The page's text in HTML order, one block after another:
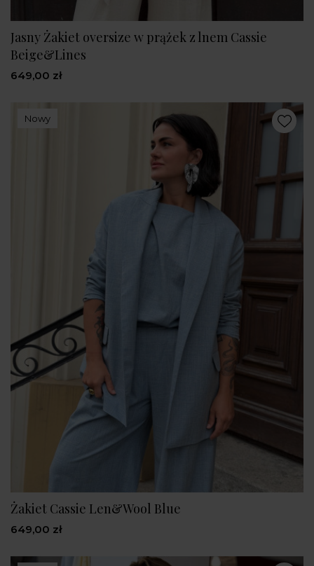
Jasny Żakiet oversize w prążek z lnem Cassie
Beige&Lines
649,00 zł
Nowy
Żakiet Cassie Len&Wool Blue
649,00 zł